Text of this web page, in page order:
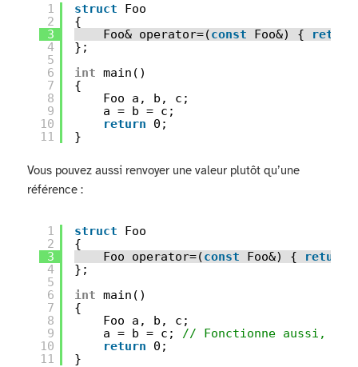
1
2
3
4
5
6
7
8
9
10
11
struct
Foo
{
Foo& operator=(const Foo&) { return
};
int main()
{
Foo a, b, c;
a = b = c;
return
0;
}
Vous pouvez aussi renvoyer une valeur plutôt qu’une
référence :
1
2
3
4
5
6
7
8
9
10
11
struct
Foo
{
Foo operator=(const Foo&) { return
};
int main()
{
Foo a, b, c;
a = b = c; // Fonctionne aussi,
return
0;
}